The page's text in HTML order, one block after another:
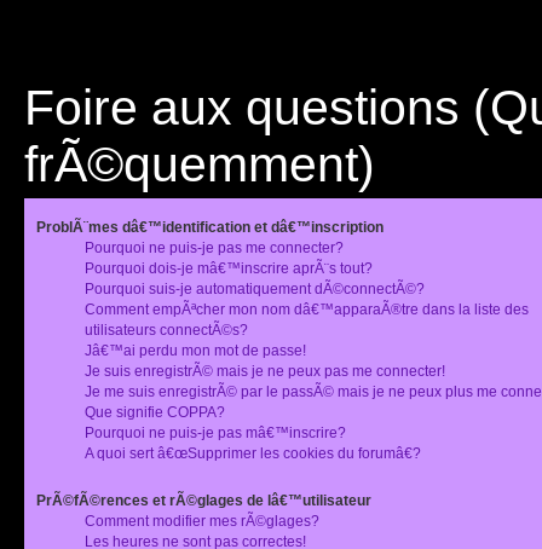
Foire aux questions
frÃ©quemment)
ProblÃ¨mes dâ€™identification et dâ€™inscription
Pourquoi ne puis-je pas me connecter?
Pourquoi dois-je mâ€™inscrire aprÃ¨s tout?
Pourquoi suis-je automatiquement dÃ©connectÃ©?
Comment empÃªcher mon nom dâ€™apparaÃ®tre dans la liste des
utilisateurs connectÃ©s?
Jâ€™ai perdu mon mot de passe!
Je suis enregistrÃ© mais je ne peux pas me connecter!
Je me suis enregistrÃ© par le passÃ© mais je ne peux plus me
Que signifie COPPA?
Pourquoi ne puis-je pas mâ€™inscrire?
A quoi sert â€œSupprimer les cookies du forumâ€?
PrÃ©fÃ©rences et rÃ©glages de lâ€™utilisateur
Comment modifier mes rÃ©glages?
Les heures ne sont pas correctes!